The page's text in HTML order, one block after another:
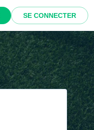
SE CONNECTER